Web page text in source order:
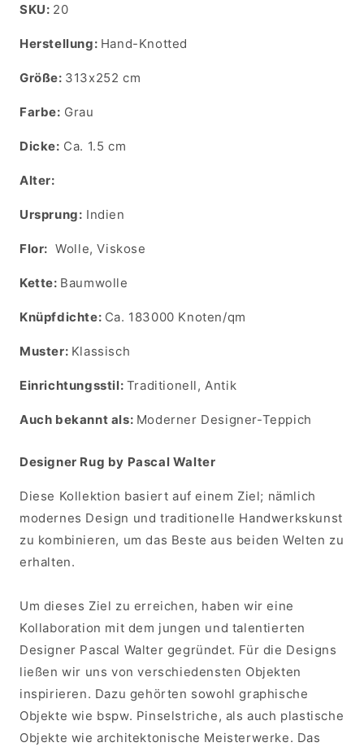
SKU:
SKU: 20
Herstellung: Hand-Knotted
Größe: 313x252 cm
Farbe: Grau
Dicke: Ca. 1.5 cm
Alter:
Ursprung: Indien
Flor: Wolle, Viskose
Kette: Baumwolle
Knüpfdichte: Ca. 183000 Knoten/qm
Muster: Klassisch
Einrichtungsstil: Traditionell, Antik
Auch bekannt als: Moderner Designer-Teppich
Designer Rug by Pascal Walter
Diese Kollektion basiert auf einem Ziel; nämlich
modernes Design und traditionelle Handwerkskunst
zu kombinieren, um das Beste aus beiden Welten zu
erhalten.
Um dieses Ziel zu erreichen, haben wir eine
Kollaboration mit dem jungen und talentierten
Designer Pascal Walter gegründet. Für die Designs
ließen wir uns von verschiedensten Objekten
inspirieren. Dazu gehörten sowohl graphische
Objekte wie bspw. Pinselstriche, als auch plastische
Objekte wie architektonische Meisterwerke. Das